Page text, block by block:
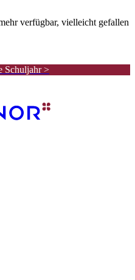
verfügbar, vielleicht gefallen
Schuljahr >